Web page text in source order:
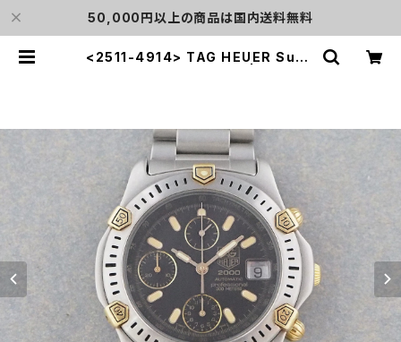
50,000円以上の商品は国内送料無料
<2511-4914> TAG HEUER Supe